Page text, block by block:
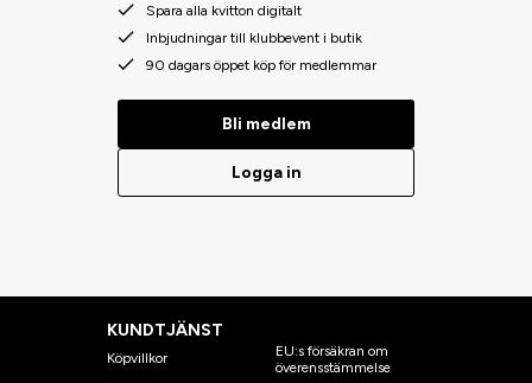
Spara alla kvitton digitalt
Inbjudningar till klubbevent i butik
90 dagars öppet köp för medlemmar
Bli medlem
Logga in
KUNDTJÄNST
Köpvillkor
EU:s försäkran om
överensstämmelse